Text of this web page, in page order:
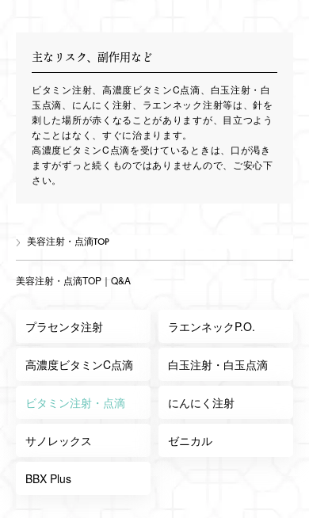
主なリスク、副作用など
ビタミン注射、高濃度ビタミンC点滴、白玉注射・白
玉点滴、にんにく注射、ラエンネック注射等は、針を
刺した場所が赤くなることがありますが、目立つよう
なことはなく、すぐに治まります。
高濃度ビタミンC点滴を受けているときは、口が渇き
ますがずっと続くものではありませんので、ご安心下
さい。
美容注射・点滴TOP
美容注射・点滴TOP ｜ Q&A
プラセンタ注射 ラエンネックP.O.
高濃度ビタミンC点滴 白玉注射・白玉点滴
ビタミン注射・点滴 にんにく注射
サノレックス ゼニカル
BBX Plus